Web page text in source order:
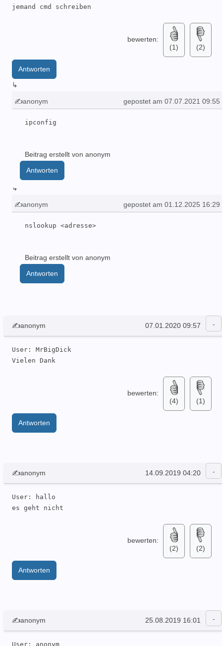
jemand cmd schreiben
bewerten:
(1)
(2)
Antworten
↳
✍anonym gepostet am 07.07.2021 09:55
ipconfig
Beitrag erstellt von anonym
Antworten
↳
✍anonym gepostet am 01.12.2025 16:29
nslookup <adresse>
Beitrag erstellt von anonym
Antworten
✍anonym 07.01.2020 09:57
User: MrBigDick
Vielen Dank
bewerten:
(4)
(1)
Antworten
✍anonym 14.09.2019 04:20
User: hallo
es geht nicht
bewerten:
(2)
(2)
Antworten
✍anonym 25.08.2019 16:01
User: anonym